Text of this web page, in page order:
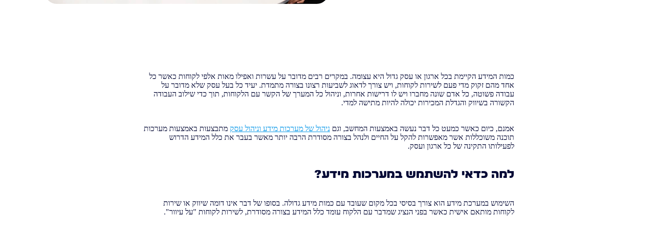
כמות המידע הקיימת בכל ארגון או עסק גדול היא עצומה. במקרים רבים מדובר על עשרות ואפילו מאות אלפי לקוחות כאשר כל
אחד מהם זקוק מדי פעם לשירות לקוחות, ויש צורך לדאוג לשביעות רצונו בצורה מתמדת. יעיד כל בעל עסק שלא מדובר על
עבודה פשוטה, כל אדם שונה מחברו ויש לו דרישות אחרות, וניהול כל המערך של הקשר עם הלקוחות, תוך כדי שילוב העבודה
הקשורה בשיווק והגדלת המכירות יכולה להיות מתישה למדי.
אמנם, כיום כאשר כמעט כל דבר נעשה באמצעות המחשב, וגם ניהול של מערכות מידע וניהול עסק מתבצעות באמצעות מערכות
תוכנה משוכללות אשר מאפשרות להקל על החיים ולנהל בצורה מסודרת הרבה יותר מאשר בעבר את כלל המידע הדרוש
לפעילותו התקינה של כל ארגון ועסק.
למה כדאי להשתמש במערכות מידע?
השימוש במערכת מידע הוא צורך בסיסי בכל מקום שעובד עם כמות מידע גדולה. בסופו של דבר אינו דומה שיווק או שירות
לקוחות מותאם אישית כאשר בפני הנציג שמדבר עם הלקוח עומד כלל המידע בצורה מסודרת, לשירות לקוחות "על עיוור".